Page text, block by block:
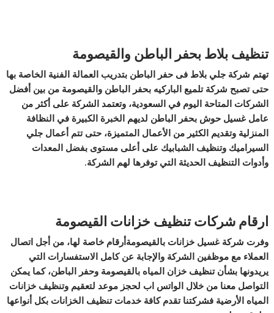
تنظيف بلاط بحفر الباطن والقيصومة
تهتم شركة جلي بلاط فى حفر الباطن بتدريب العمالة الفنية الخاصة بها
حتى تصبح شركة تلميع الباركيه بحفر الباطن والقيصومة من بين أفضل
الشركات المتاحة اليوم في السعودية، وتعتمد الشركة على أكثر من
عامل غسيل حوش بحفر الباطن لديهم الخبرة الكبيرة في النظافة
المنزلية وتقديم الكثير من الأعمال المتميزة، حتى تتم أعمال جلي
السيراميك وتنظيف الشبابيك على أعلى مستوى بفضل المعدات
وأدوات التنظيف الحديثة التي توفرها لهم الشركة.
ارقام شركات تنظيف خزانات القيصومة
وفرت شركة غسيل خزانات بالقيصومةأرقام خاصة لها، من أجل اتصال
العملاء مع موظفين الشركة والإجابة عن كامل الاستفسارات التي
يريدونها بشأن تنظيف خزان المياه بالقيصومة وحفر الباطن، كما يمكن
التواصل معنا من خلال الواتس اب لحجز موعد لتعقيم وتنظيف خزانات
المياه الأرضية فشركتنا تقدم كافة خدمات تنظيف الخزانات بكل أنواعها